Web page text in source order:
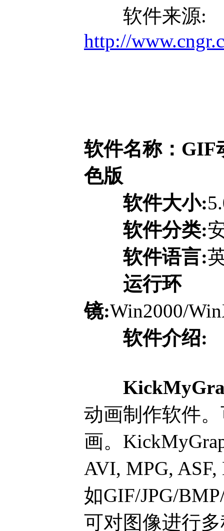
软件来源:
http://
软件名称：GIF
色版
软件大小:
软件分类:
软件语言:
运行环
镜:Win2000/
软件介绍:
动画制作软件
画。
AVI, MPG,
如GIF/JPG/
可对图像进行